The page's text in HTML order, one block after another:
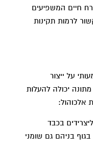
חיים המשפיעים
לרמות תקינות
על ייצור
מתונה יכולה להעלות
אלכוהול:
בכבד
בניהם גם שומני